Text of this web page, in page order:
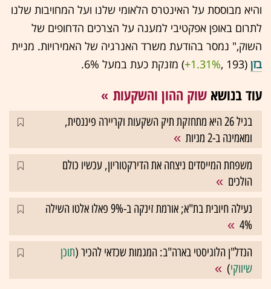
והיא מבוססת על האינטרס הלאומי שלנו ועל המחויבות שלנו
לתרום באופן אפקטיבי למענה על הצרכים הדחופים של
השוק," נמסר בהודעת משרד האנרגיה של האמירויות. מניית
בזן (193 ,‎
+1.31%‏) מזנקת כעת במעל 6%.
עוד בנושא שוק ההון והשקעות
בגיל 26 היא מתחזקת תיק השקעות וקריירה פיננסית,
ומאמינה ב-2 מניות
משפחת המייסדים ניצחה את הדירקטוריון, עכשיו כולם
הולכים
נעילה חיובית בת"א; אורמת זינקה ב-9% פאלו אלטו השילה
4%
הנדל"ן הלוגיסטי בארה"ב: המגמות שכדאי להכיר (תוכן
שיווקי)